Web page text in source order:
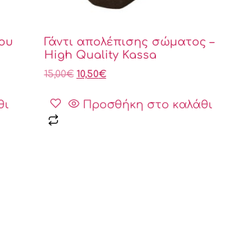
Γάντι απολέπισης σώματος –
High Quality Kassa
15,00€ 10,50€
Προσθήκη στο καλάθι